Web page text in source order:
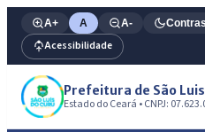
A+ A A-
Acessibilidade
Prefeitura de São
Estado do Ceará • CNPJ: